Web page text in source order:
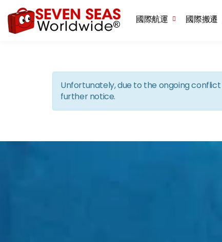
國際航運 國際搬遷
Unfortunately, due to the ongoing
further notice.